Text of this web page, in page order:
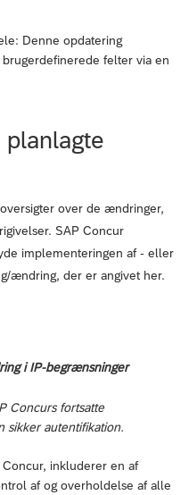
Denne opdatering
felter via en
planlagte
over de ændringer,
SAP Concur
implementeringen af - eller
ændring, der er angivet her.
i IP-begrænsninger
Concurs fortsatte
sikker autentifikation.
inkluderer en af
af og overholdelse af alle